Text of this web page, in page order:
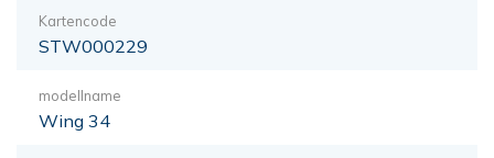
Kartencode
STW000229
modellname
Wing 34